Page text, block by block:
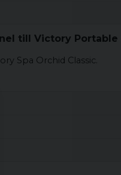
till Victory Portable
Spa Orchid Classic.